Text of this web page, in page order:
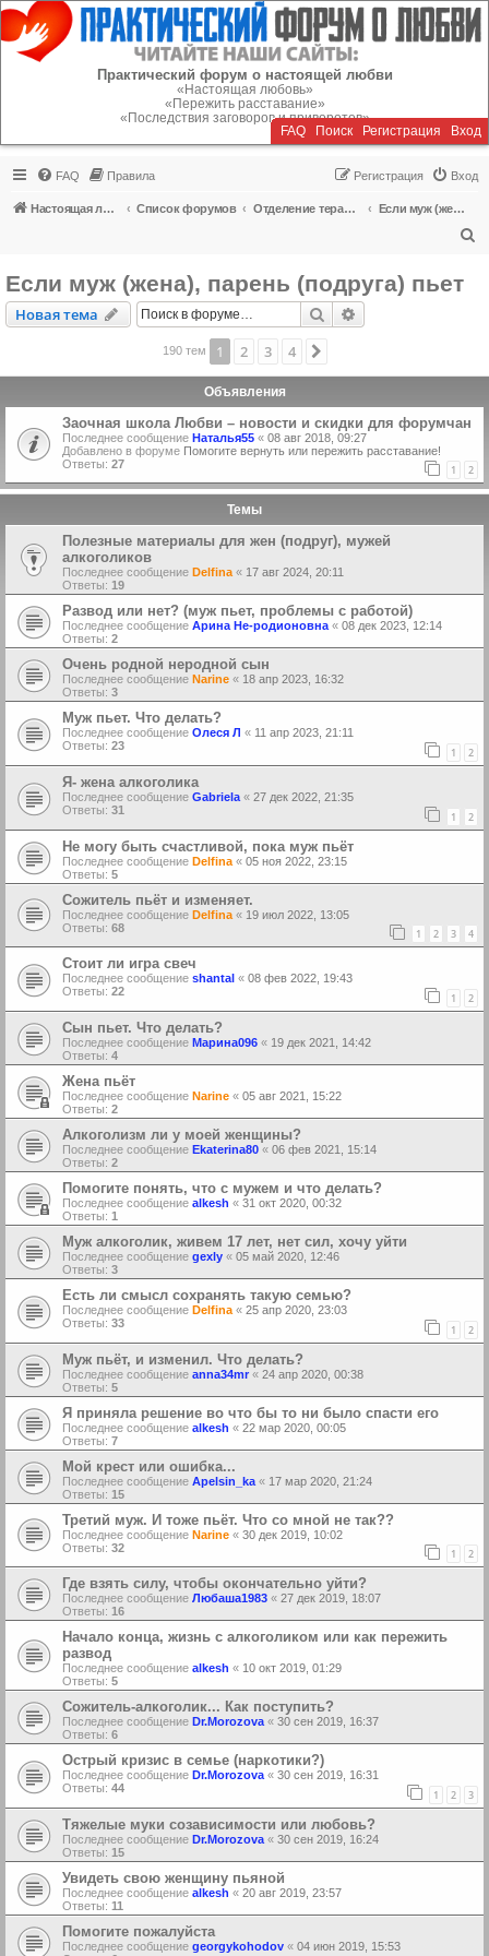
Регистрация
Практический форум о настоящей любви
«Настоящая любовь»
«Пережить расставание»
«Последствия заговоров и приворотов»
FAQ Поиск Регистрация Вход
FAQ Правила Вход
Регистрация
Настоящая любовь Список форумов Отделение терапии
Если муж (жена), парень (подруга) пьет
Если муж (жена), парень (подруга) пьет
Новая тема
Новаятема Поиск
190 тем 1 2 3 4
Объявления
Заочная школа Любви – новости и скидки для форумчан
Последнее сообщение Наталья55 « 08 авг 2018, 09:27
Добавлено в форуме Помогите вернуть или пережить расставание!
Ответы: 27 1 2
Темы
Полезные материалы для жен (подруг), мужей
алкоголиков
Последнее сообщение Delfina « 17 авг 2024, 20:11
Ответы: 19
Развод или нет? (муж пьет, проблемы с работой)
Последнее сообщение Арина Не-родионовна « 08 дек 2023, 12:14
Ответы: 2
Очень родной неродной сын
Последнее сообщение Narine « 18 апр 2023, 16:32
Ответы: 3
Муж пьет. Что делать?
Последнее сообщение Олеся Л « 11 апр 2023, 21:11
Ответы: 23 1 2
Я- жена алкоголика
Последнее сообщение Gabriela « 27 дек 2022, 21:35
Ответы: 31 1 2
Не могу быть счастливой, пока муж пьёт
Последнее сообщение Delfina « 05 ноя 2022, 23:15
Ответы: 5
Сожитель пьёт и изменяет.
Последнее сообщение Delfina « 19 июл 2022, 13:05
Ответы: 68 1 2 3 4
Стоит ли игра свеч
Последнее сообщение shantal « 08 фев 2022, 19:43
Ответы: 22 1 2
Сын пьет. Что делать?
Последнее сообщение Марина096 « 19 дек 2021, 14:42
Ответы: 4
Жена пьёт
Последнее сообщение Narine « 05 авг 2021, 15:22
Ответы: 2
Алкоголизм ли у моей женщины?
Последнее сообщение Ekaterina80 « 06 фев 2021, 15:14
Ответы: 2
Помогите понять, что с мужем и что делать?
Последнее сообщение alkesh « 31 окт 2020, 00:32
Ответы: 1
Муж алкоголик, живем 17 лет, нет сил, хочу уйти
Последнее сообщение gexly « 05 май 2020, 12:46
Ответы: 3
Есть ли смысл сохранять такую семью?
Последнее сообщение Delfina « 25 апр 2020, 23:03
Ответы: 33 1 2
Муж пьёт, и изменил. Что делать?
Последнее сообщение anna34mr « 24 апр 2020, 00:38
Ответы: 5
Я приняла решение во что бы то ни было спасти его
Последнее сообщение alkesh « 22 мар 2020, 00:05
Ответы: 7
Мой крест или ошибка...
Последнее сообщение Apelsin_ka « 17 мар 2020, 21:24
Ответы: 15
Третий муж. И тоже пьёт. Что со мной не так??
Последнее сообщение Narine « 30 дек 2019, 10:02
Ответы: 32 1 2
Где взять силу, чтобы окончательно уйти?
Последнее сообщение Любаша1983 « 27 дек 2019, 18:07
Ответы: 16
Начало конца, жизнь с алкоголиком или как пережить
развод
Последнее сообщение alkesh « 10 окт 2019, 01:29
Ответы: 5
Сожитель-алкоголик... Как поступить?
Последнее сообщение Dr.Morozova « 30 сен 2019, 16:37
Ответы: 6
Острый кризис в семье (наркотики?)
Последнее сообщение Dr.Morozova « 30 сен 2019, 16:31
Ответы: 44 1 2 3
Тяжелые муки созависимости или любовь?
Последнее сообщение Dr.Morozova « 30 сен 2019, 16:24
Ответы: 15
Увидеть свою женщину пьяной
Последнее сообщение alkesh « 20 авг 2019, 23:57
Ответы: 11
Помогите пожалуйста
Последнее сообщение georgykohodov « 04 июн 2019, 15:53